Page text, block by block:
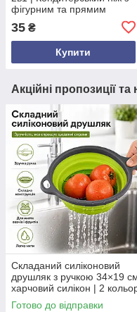
фігурним та прямим
лезом | Нержавіюча сталь,
пластикове руків’я,
Україна
35 ₴
Купити
Акційні пропозиції
Складаний силіконовий
друшляк з ручкою 34×19
харчовий силікон | 2
Готово до відправки